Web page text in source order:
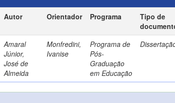
Autor Orientador Programa
Tipo de
Amaral
Júnior,
José de
Almeida
Monfredini,
Ivanise
Programa de
Pós-
Graduação
em Educação